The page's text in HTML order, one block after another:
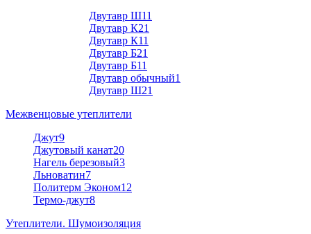
Двутавр Ш11
Двутавр К21
Двутавр К11
Двутавр Б21
Двутавр Б11
Двутавр обычный1
Двутавр Ш21
Межвенцовые утеплители
Джут9
Джутовый канат20
Нагель березовый3
Льноватин7
Политерм Эконом12
Термо-джут8
Утеплители. Шумоизоляция